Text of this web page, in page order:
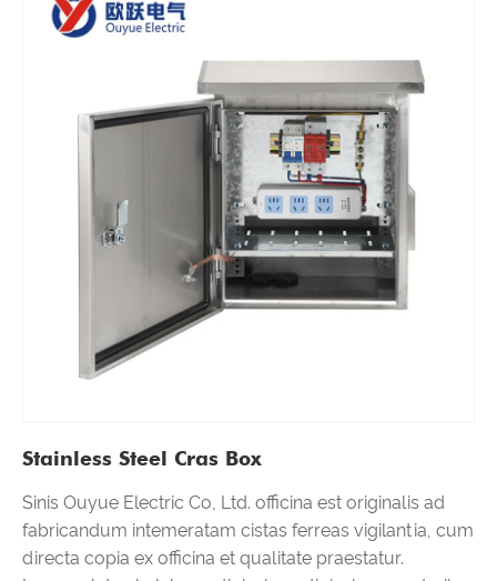
Stainless Steel Cras Box
Sinis Ouyue Electric Co, Ltd. officina est originalis ad
fabricandum intemeratam cistas ferreas vigilantia, cum
directa copia ex officina et qualitate praestatur.